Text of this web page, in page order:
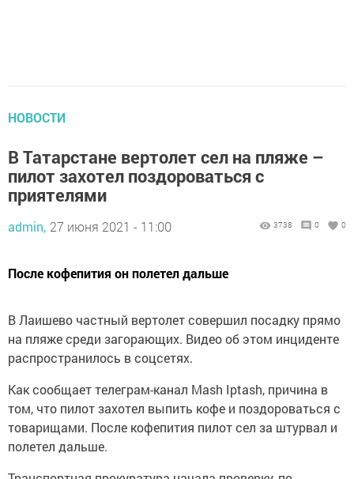
НОВОСТИ
В Татарстане вертолет сел на пляже –
пилот захотел поздороваться с
приятелями
admin, 27 июня 2021 - 11:00 3738 0 0
После кофепития он полетел дальше
В Лаишево частный вертолет совершил посадку прямо
на пляже среди загорающих. Видео об этом инциденте
распространилось в соцсетях.
Как сообщает телеграм-канал Mash Iptash, причина в
том, что пилот захотел выпить кофе и поздороваться с
товарищами. После кофепития пилот сел за штурвал и
полетел дальше.